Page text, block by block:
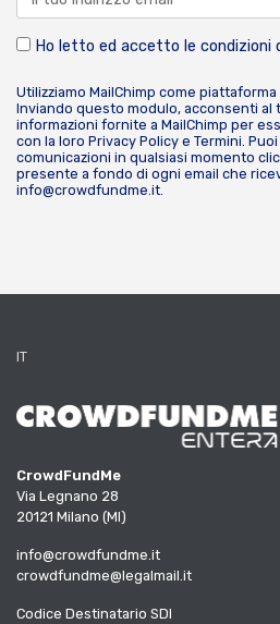
Ho letto ed accetto le condizioni
Utilizziamo MailChimp come
Inviando questo modulo, acconsenti al
informazioni fornite a MailChimp per
con la loro Privacy Policy e Termini .
comunicazioni in qualsiasi momento
presente a fondo di ogni email che
info@crowdfundme.it
IT
CrowdFundMe
Via Legnano 28
20121 Milano (MI)
info@crowdfundme.it
crowdfundme@legalmail.it
Codice Destinatario SDI